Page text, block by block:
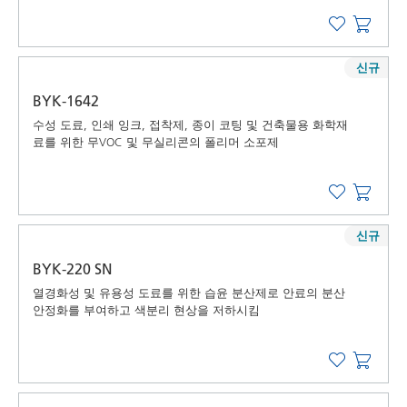
BYK-1642
수성 도료, 인쇄 잉크, 접착제, 종이 코팅 및 건축물용 화학재
료를 위한 무VOC 및 무실리콘의 폴리머 소포제
신규
BYK-220 SN
열경화성 및 유용성 도료를 위한 습윤 분산제로 안료의 분산
안정화를 부여하고 색분리 현상을 저하시킴
신규